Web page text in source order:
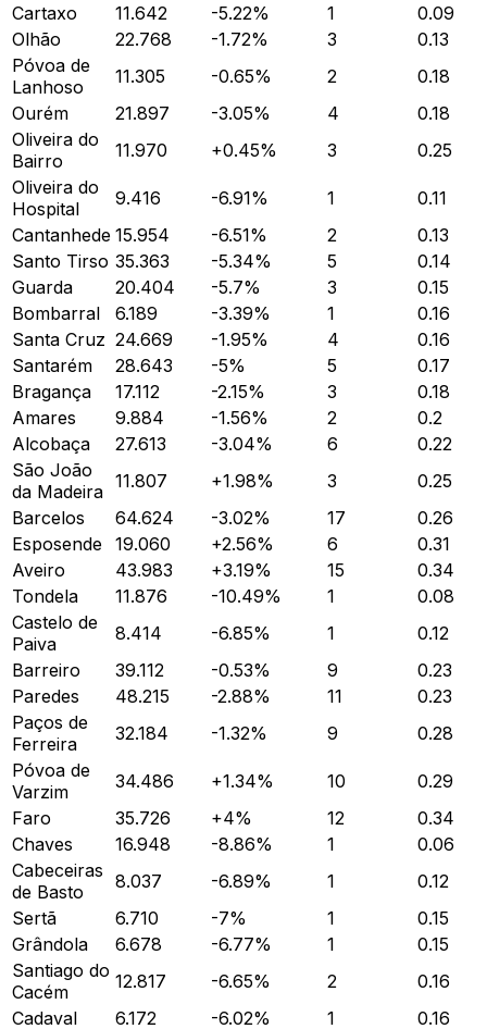
Cartaxo
11.642 -5.22% 1
0.09
Olhão
22.768 -1.72% 3
0.13
Póvoa de
Lanhoso
11.305 -0.65% 2
0.18
Ourém
21.897 -3.05% 4
0.18
Oliveira do
Bairro
11.970 +0.45% 3
0.25
Oliveira do
Hospital
9.416 -6.91% 1
0.11
Cantanhede 15.954 -6.51% 2
0.13
Santo Tirso 35.363 -5.34% 5
0.14
Guarda
20.404 -5.7% 3
0.15
Bombarral
6.189 -3.39% 1
0.16
Santa Cruz 24.669 -1.95% 4
0.16
Santarém
28.643 -5% 5
0.17
Bragança
17.112 -2.15% 3
0.18
Amares
9.884 -1.56% 2
0.2
Alcobaça
27.613 -3.04% 6
0.22
São João
da Madeira 11.807 +1.98% 3
0.25
Barcelos
64.624 -3.02% 17
0.26
Esposende 19.060 +2.56% 6
0.31
Aveiro
43.983 +3.19% 15
0.34
Tondela
11.876 -10.49% 1
0.08
Castelo de
Paiva
8.414 -6.85% 1
0.12
Barreiro
39.112 -0.53% 9
0.23
Paredes
48.215 -2.88% 11
0.23
Paços de
Ferreira
32.184 -1.32% 9
0.28
Póvoa de
Varzim
34.486 +1.34% 10
0.29
Faro
35.726 +4% 12
0.34
Chaves
16.948 -8.86% 1
0.06
Cabeceiras
de Basto
8.037 -6.89% 1
0.12
Sertã
6.710 -7% 1
0.15
Grândola
6.678 -6.77% 1
0.15
Santiago do
Cacém
12.817 -6.65% 2
0.16
Cadaval
6.172 -6.02% 1 0.16